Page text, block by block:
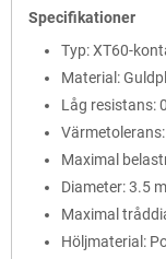
Specifikationer
Typ: XT60-
Material:
Låg resistans:
Maximal
Diameter: 3.5
Maximal
Höljmaterial: